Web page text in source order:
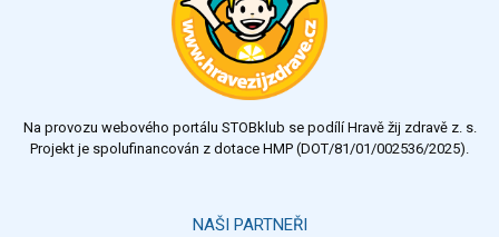
Výsledky Všechny ankety
Na provozu webového portálu STOBklub se podílí Hravě žij zdravě z. s.
Projekt je spolufinancován z dotace HMP (DOT/81/01/002536/2025).
NAŠI PARTNEŘI